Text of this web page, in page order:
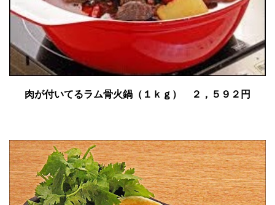
肉が付いてるラム骨火鍋（１ｋｇ） ２，５９２円